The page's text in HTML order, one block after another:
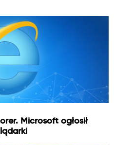
Microsoft ogłosił